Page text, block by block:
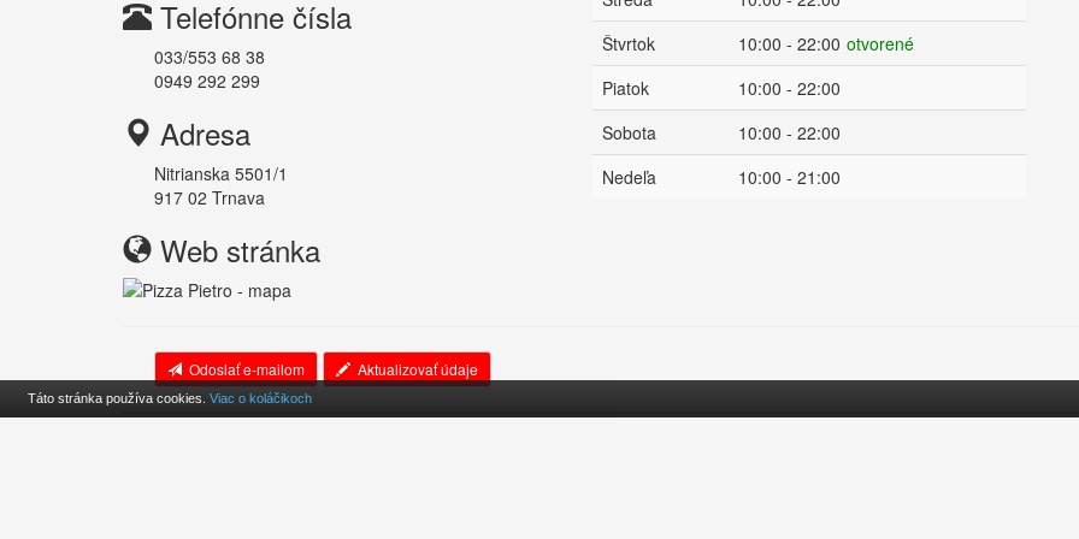
Telefónne čísla
033/553 68 38
0949 292 299
Adresa
Nitrianska 5501/1
917 02 Trnava
Web stránka
Štvrtok
10:00 - 22:00 otvorené
Piatok
10:00 - 22:00
Sobota
10:00 - 22:00
Nedeľa
10:00 - 21:00
Odoslať e-mailom Aktualizovať údaje
Táto stránka používa cookies. Viac o koláčikoch